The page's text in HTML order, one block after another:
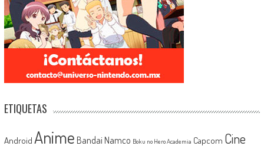
ETIQUETAS
Android Anime Bandai Namco Boku no Hero Academia Capcom Cine